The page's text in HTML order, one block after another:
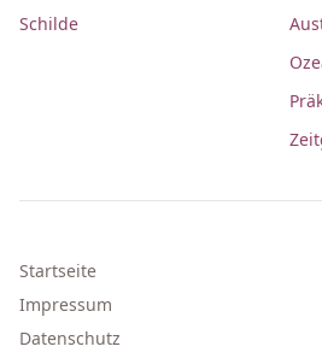
Schilde
Startseite
Impressum
Datenschutz